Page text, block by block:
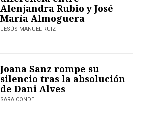
Alenjandra Rubio y José
María Almoguera
JESÚS MANUEL RUIZ
Joana Sanz rompe su
silencio tras la absolución
de Dani Alves
SARA CONDE